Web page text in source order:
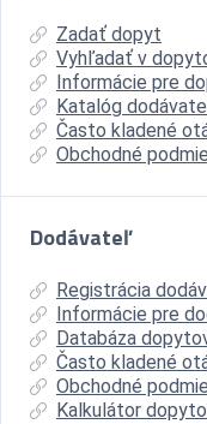
Zadať dopyt
Vyhľadať v
Informácie pre
Katalóg
Často kladené
Obchodné
Dodávateľ
Registrácia
Informácie pre
Databáza
Často kladené
Obchodné
Kalkulátor